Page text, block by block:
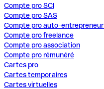
Compte pro SCI
Compte pro SAS
Compte pro auto-entrepreneur
Compte pro freelance
Compte pro association
Compte pro rémunéré
Cartes pro
Cartes temporaires
Cartes virtuelles